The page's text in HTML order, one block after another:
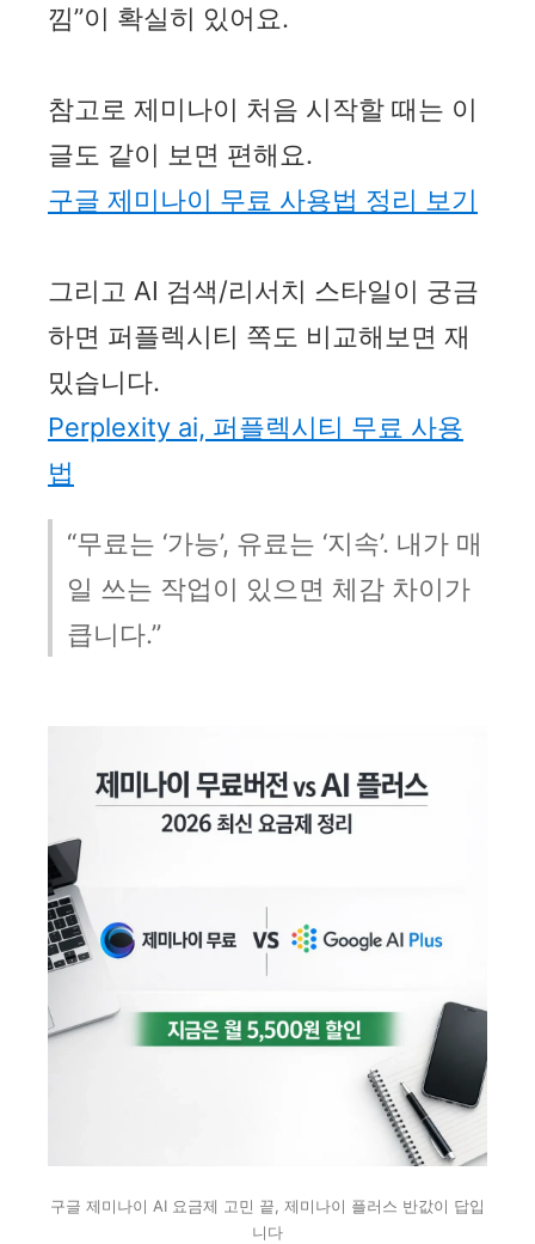
낌”이 확실히 있어요.
참고로 제미나이 처음 시작할 때는 이
글도 같이 보면 편해요.
구글 제미나이 무료 사용법 정리 보기
그리고 AI 검색/리서치 스타일이 궁금
하면 퍼플렉시티 쪽도 비교해보면 재
밌습니다.
Perplexity ai, 퍼플렉시티 무료 사용
법
“무료는 ‘가능’, 유료는 ‘지속’. 내가 매
일 쓰는 작업이 있으면 체감 차이가
큽니다.”
구글 제미나이 AI 요금제 고민 끝, 제미나이 플러스 반값이 답입
니다